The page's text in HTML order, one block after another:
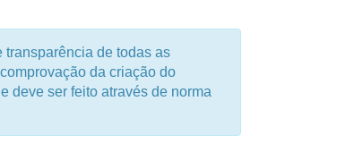
de todas as
da criação do
deve ser feito através de norma